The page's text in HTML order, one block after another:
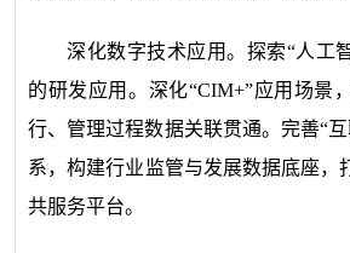
深化数字技术应用。探索“人工
的研发应用。深化“CIM+”应用场景
行、管理过程数据关联贯通。完善“
系，构建行业监管与发展数据底座，
共服务平台。